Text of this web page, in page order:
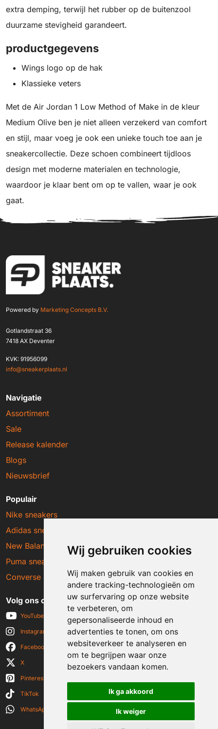
Wij gebruiken cookies
Wij maken gebruik van cookies en
andere tracking-technologieën om
uw surfervaring op onze website
te verbeteren, om
gepersonaliseerde inhoud en
advertenties te tonen, om ons
websiteverkeer te analyseren en
om te begrijpen waar onze
bezoekers vandaan komen.
Ik ga akkoord
Ik weiger
extra demping, terwijl het rubber op de buitenzool
duurzame stevigheid garandeert.
productgegevens
Wings logo op de hak
Klassieke veters
Met de Air Jordan 1 Low Method of Make in de kleur
Medium Olive ben je niet alleen verzekerd van comfort
en stijl, maar voeg je ook een unieke touch toe aan je
sneakercollectie. Deze schoen combineert tijdloos
design met moderne materialen en technologie,
waardoor je klaar bent om op te vallen, waar je ook
gaat.
Powered by Marketing Concepts B.V.
Gotlandstraat 36
7418 AX Deventer
KVK: 91956099
info@sneakerplaats.nl
Navigatie
Assortiment
Sale
Release kalender
Blogs
Nieuwsbrief
Populair
Nike sneakers
Adidas sneakers
New Balance sneakers
Puma sneakers
Converse sneakers
Volg ons op social media
YouTube
Instagram
Facebook
X
Pinterest
TikTok
WhatsApp